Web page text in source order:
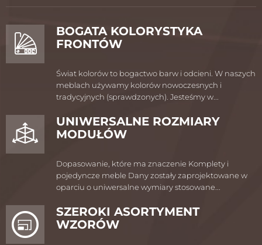
BOGATA KOLORYSTYKA
FRONTÓW
Świat kolorów to bogactwo barw i odcieni. W naszych
meblach używamy kolorów nowoczesnych i
tradycyjnych (sprawdzonych). Jesteśmy w...
UNIWERSALNE ROZMIARY
MODUŁÓW
Dopasowanie, które ma znaczenie Komplety i
pojedyncze meble Dany zostały zaprojektowane w
oparciu o uniwersalne wymiary stosowane...
SZEROKI ASORTYMENT
WZORÓW